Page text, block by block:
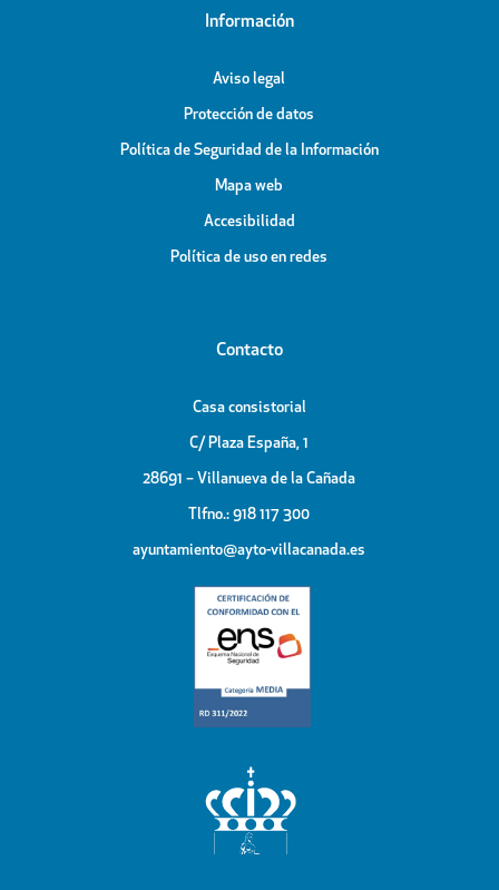
Información
Aviso legal
Protección de datos
Política de Seguridad de la Información
Mapa web
Accesibilidad
Política de uso en redes
Contacto
Casa consistorial
C/ Plaza España, 1
28691 – Villanueva de la Cañada
Tlfno.: 918 117 300
ayuntamiento@ayto-villacanada.es